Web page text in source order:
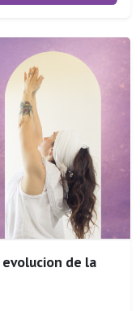
evolucion de la